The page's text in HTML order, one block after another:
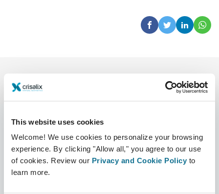
This website uses cookies
Welcome! We use cookies to personalize your browsing
experience. By clicking "Allow all," you agree to our use
of cookies. Review our Privacy and Cookie Policy to
learn more.
Công ty
Về chúng tôi
Bác sĩ phẫu thuật thẩm mỹ
Bác sĩ phẫu thuật